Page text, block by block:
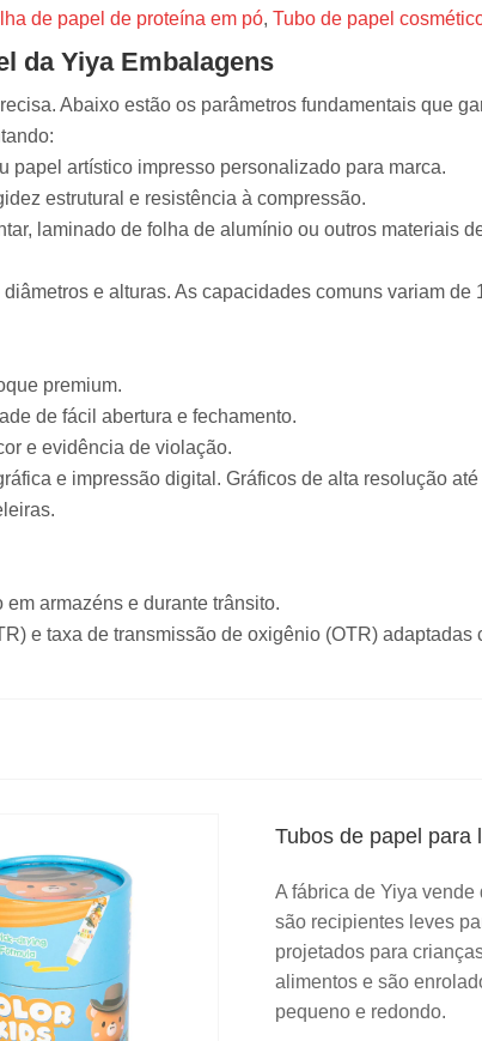
de papel de proteína em pó, Tubo de papel
da Yiya Embalagens
Abaixo estão os parâmetros fundamentais que
papel artístico impresso personalizado para marca.
estrutural e resistência à compressão.
laminado de folha de alumínio ou outros materiais
e alturas. As capacidades comuns variam
premium.
de fácil abertura e fechamento.
e evidência de violação.
e impressão digital. Gráficos de alta resolução
armazéns e durante trânsito.
e taxa de transmissão de oxigênio (OTR)
Tubos de papel para
A fábrica de Yiya
são recipientes leves
projetados para
alimentos e são
pequeno e redondo.